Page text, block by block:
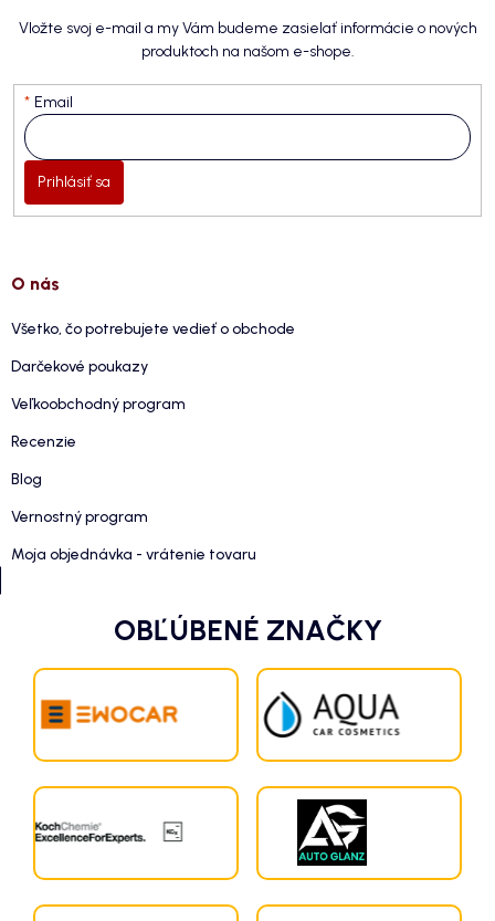
Vložte svoj e-mail a my Vám budeme zasielať informácie o nových
produktoch na našom e-shope.
Email
Prihlásiť sa
O nás
Všetko, čo potrebujete vedieť o obchode
Darčekové poukazy
Veľkoobchodný program
Recenzie
Blog
Vernostný program
Moja objednávka - vrátenie tovaru
OBĽÚBENÉ ZNAČKY